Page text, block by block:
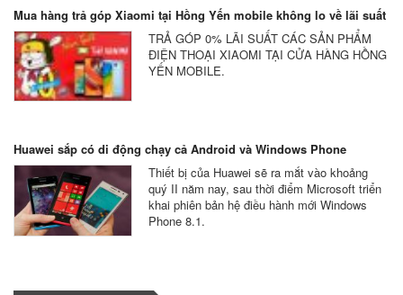
Mua hàng trả góp Xiaomi tại Hồng Yến mobile không lo về lãi suất
TRẢ GÓP 0% LÃI SUẤT CÁC SẢN PHẨM
ĐIỆN THOẠI XIAOMI TẠI CỬA HÀNG HỒNG
YẾN MOBILE.
Huawei sắp có di động chạy cả Android và Windows Phone
Thiết bị của Huawei sẽ ra mắt vào khoảng
quý II năm nay, sau thời điểm Microsoft triển
khai phiên bản hệ điều hành mới Windows
Phone 8.1.